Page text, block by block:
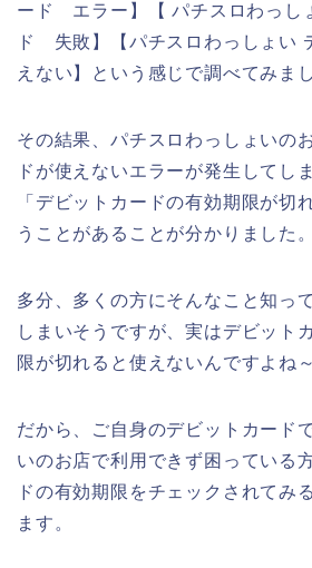
ード エラー】【 パチスロわっし
ド 失敗】【パチスロわっしょい
えない】という感じで調べてみまし
その結果、パチスロわっしょいの
ドが使えないエラーが発生してし
「デビットカードの有効期限が切
うことがあることが分かりました。
多分、多くの方にそんなこと知っ
しまいそうですが、実はデビット
限が切れると使えないんですよね
だから、ご自身のデビットカード
いのお店で利用できず困っている
ドの有効期限をチェックされてみ
ます。